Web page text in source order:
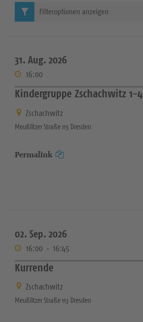
31. Aug. 2026
16:00
Kindergruppe Zschachwitz 1-4
Zschachwitz
Meußlitzer Straße 113 Dresden
Permalink
02. Sep. 2026
16:00 - 16:45
Kurrende
Zschachwitz
Meußlitzer Straße 113 Dresden
Filteroptionen anzeigen